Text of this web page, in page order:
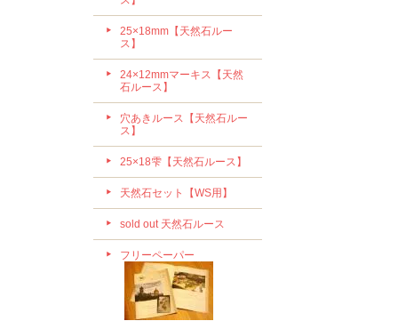
25×18mm【天然石ルー
ス】
24×12mmマーキス【天然
石ルース】
穴あきルース【天然石ルー
ス】
25×18雫【天然石ルース】
天然石セット【WS用】
sold out 天然石ルース
フリーペーパー